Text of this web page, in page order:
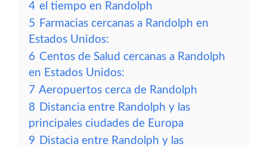
4 el tiempo en Randolph
5 Farmacias cercanas a Randolph en
Estados Unidos:
6 Centos de Salud cercanas a Randolph
en Estados Unidos:
7 Aeropuertos cerca de Randolph
8 Distancia entre Randolph y las
principales ciudades de Europa
9 Distacia entre Randolph y las